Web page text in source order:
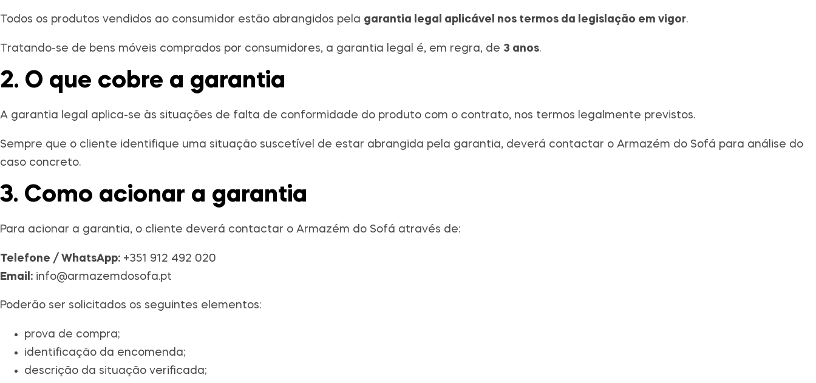
Todos os produtos vendidos ao consumidor estão abrangidos pela garantia legal aplicável nos termos da legislação em vigor.
Tratando-se de bens móveis comprados por consumidores, a garantia legal é, em regra, de 3 anos.
2. O que cobre a garantia
A garantia legal aplica-se às situações de falta de conformidade do produto com o contrato, nos termos legalmente previstos.
Sempre que o cliente identifique uma situação suscetível de estar abrangida pela garantia, deverá contactar o Armazém do Sofá para análise do
caso concreto.
3. Como acionar a garantia
Para acionar a garantia, o cliente deverá contactar o Armazém do Sofá através de:
Telefone / WhatsApp: +351 912 492 020
Email: info@armazemdosofa.pt
Poderão ser solicitados os seguintes elementos:
prova de compra;
identificação da encomenda;
descrição da situação verificada;